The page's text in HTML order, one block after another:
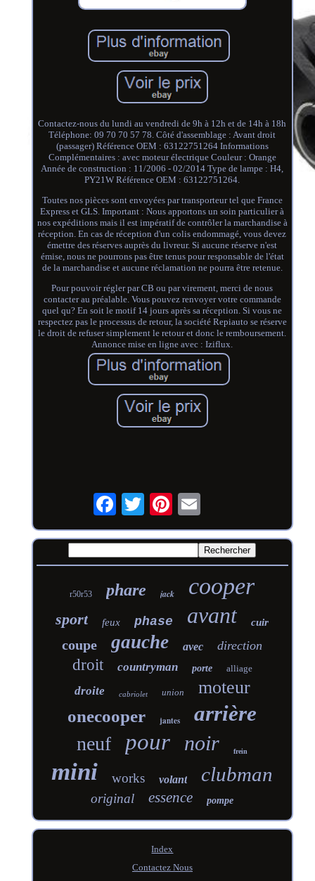
Contactez-nous du lundi au vendredi de 9h à 12h et de 14h à 18h
Téléphone: 09 70 70 57 78. Côté d'assemblage : Avant droit
(passager) Référence OEM : 63122751264 Informations
Complémentaires : avec moteur électrique Couleur : Orange
Année de construction : 11/2006 - 02/2014 Type de lampe : H4,
PY21W Référence OEM : 63122751264.
Toutes nos pièces sont envoyées par transporteur tel que France
Express et GLS. Important : Nous apportons un soin particulier à
nos expéditions mais il est impératif de contrôler la marchandise à
réception. En cas de réception d'un colis endommagé, vous devez
émettre des réserves auprès du livreur. Si aucune réserve n'est
émise, nous ne pourrons pas être tenus pour responsable de l'état
de la marchandise et aucune réclamation ne pourra être retenue.
Pour pouvoir régler par CB ou par virement, merci de nous
contacter au préalable. Vous pouvez renvoyer votre commande
quel qu? En soit le motif 14 jours après sa réception. Si vous ne
respectez pas le processus de retour, la société Repiauto se réserve
le droit de refuser simplement le retour et donc le remboursement.
Annonce mise en ligne avec : Iziflux.
r50r53 phare jack cooper
sport feux phase avant cuir
coupe gauche avec direction
droit countryman porte alliage
droite cabriolet union moteur
onecooper jantes arrière
neuf pour noir frein
mini works volant clubman
original essence pompe
Index
Contactez Nous